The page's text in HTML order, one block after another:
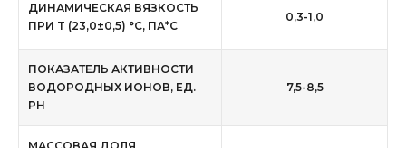
ДИНАМИЧЕСКАЯ ВЯЗКОСТЬ
ПРИ T (23,0±0,5) °С, ПА*C
0,3-1,0
ПОКАЗАТЕЛЬ АКТИВНОСТИ
ВОДОРОДНЫХ ИОНОВ, ЕД.
PH
7,5-8,5